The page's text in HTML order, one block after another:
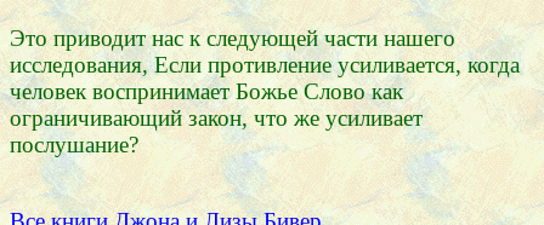
Это приводит нас к следующей части нашего
исследования, Если противление усиливается, когда
человек воспринимает Божье Слово как
ограничивающий закон, что же усиливает
послушание?